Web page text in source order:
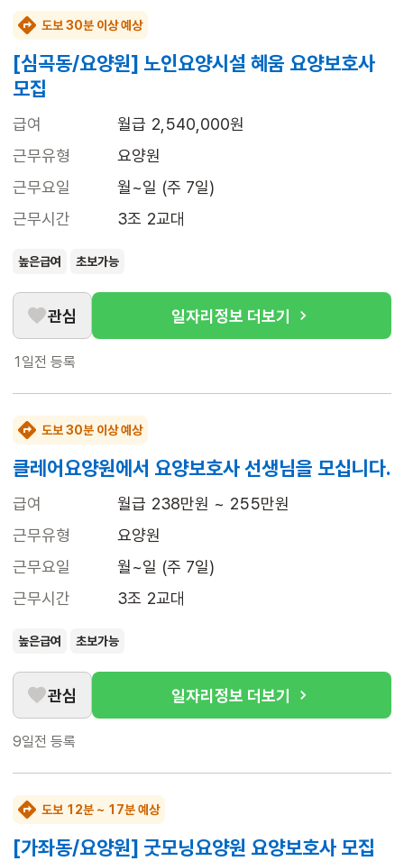
도보 30분 이상 예상
[심곡동/요양원] 노인요양시설 혜움 요양보호사
모집
급여
월급 2,540,000원
근무유형
요양원
근무요일
월~일 (주 7일)
근무시간
3조 2교대
높은급여 초보가능
관심 일자리정보 더보기
1일전 등록
도보 30분 이상 예상
클레어요양원에서 요양보호사 선생님을 모십니다.
급여
월급 238만원 ~ 255만원
근무유형
요양원
근무요일
월~일 (주 7일)
근무시간
3조 2교대
높은급여 초보가능
관심 일자리정보 더보기
9일전 등록
도보 12분 ~ 17분 예상
[가좌동/요양원] 굿모닝요양원 요양보호사 모집